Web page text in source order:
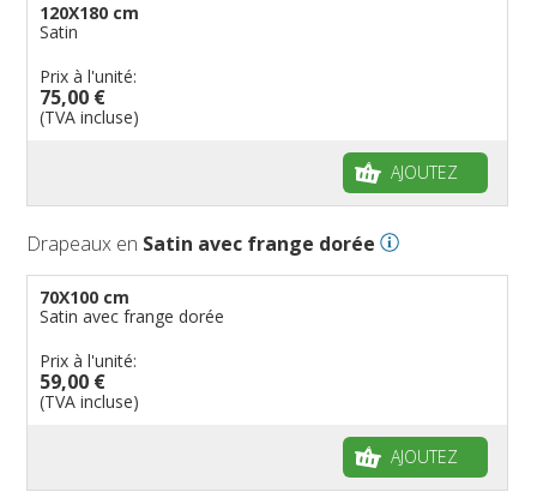
120X180 cm
Satin
Prix à l'unité:
75,00 €
(TVA incluse)
AJOUTEZ
Drapeaux en Satin avec frange dorée
70X100 cm
Satin avec frange dorée
Prix à l'unité:
59,00 €
(TVA incluse)
AJOUTEZ